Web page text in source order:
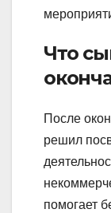
Что
После
решил
помогает